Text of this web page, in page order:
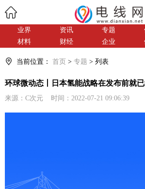
业界 资讯 专题
材料
财经 企业
当前位置： 首页 > 专题 > 列表
环球微动态丨日本氢能战略在发布前就
来源：C次元 时间：2022-07-21 09:06:39